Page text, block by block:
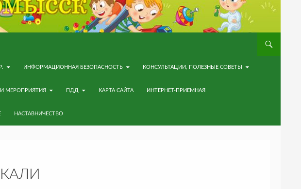
ИНФОРМАЦИОННАЯ БЕЗОПАСНОСТЬ КОНСУЛЬТАЦИИ, ПОЛЕЗНЫЕ СОВЕТЫ
МЕРОПРИЯТИЯ ПДД КАРТА САЙТА ИНТЕРНЕТ-ПРИЕМНАЯ
НАСТАВНИЧЕСТВО